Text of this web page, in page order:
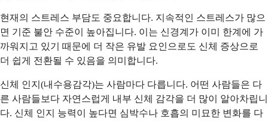
현재의 스트레스 부담도 중요합니다. 지속적인 스트레스가 많으
면 기준 불안 수준이 높아집니다. 이는 신경계가 이미 한계에 가
까워지고 있기 때문에 더 작은 유발 요인으로도 신체 증상으로
더 쉽게 전환될 수 있음을 의미합니다.
신체 인지(내수용감각)는 사람마다 다릅니다. 어떤 사람들은 다
른 사람들보다 자연스럽게 내부 신체 감각을 더 많이 알아차립니
다. 신체 인지 능력이 높다면 심박수나 호흡의 미묘한 변화를 다